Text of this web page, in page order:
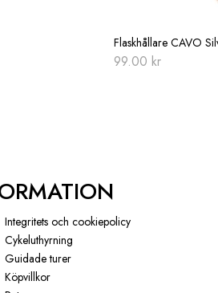
Flaskhållare CAVO
99.00 kr
Integritets och cookiepolicy
Cykeluthyrning
Guidade turer
Köpvillkor